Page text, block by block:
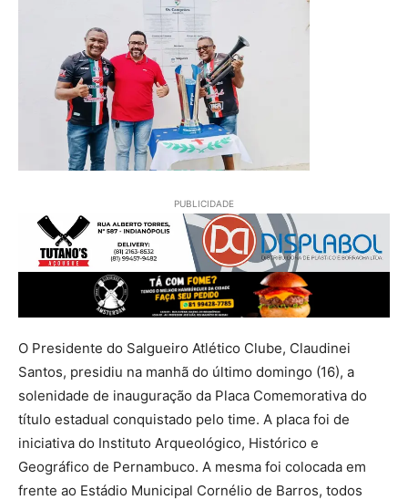
PUBLICIDADE
O Presidente do Salgueiro Atlético Clube, Claudinei
Santos, presidiu na manhã do último domingo (16), a
solenidade de inauguração da Placa Comemorativa do
título estadual conquistado pelo time. A placa foi de
iniciativa do Instituto Arqueológico, Histórico e
Geográfico de Pernambuco. A mesma foi colocada em
frente ao Estádio Municipal Cornélio de Barros, todos